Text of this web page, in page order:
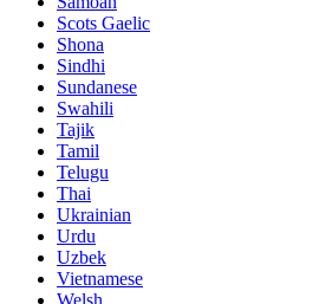
Scots Gaelic
Shona
Sindhi
Sundanese
Swahili
Tajik
Tamil
Telugu
Thai
Ukrainian
Urdu
Uzbek
Vietnamese